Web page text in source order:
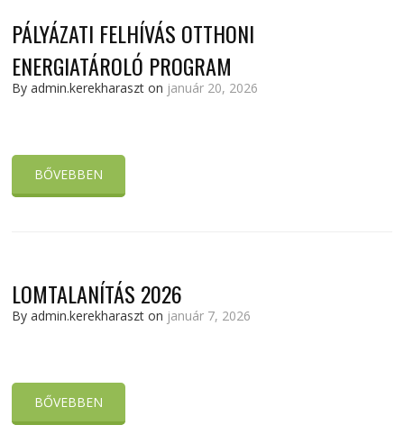
PÁLYÁZATI FELHÍVÁS OTTHONI
ENERGIATÁROLÓ PROGRAM
By admin.kerekharaszt on január 20, 2026
BŐVEBBEN
LOMTALANÍTÁS 2026
By admin.kerekharaszt on január 7, 2026
BŐVEBBEN